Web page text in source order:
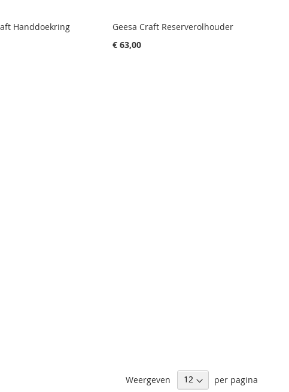
Handdoekring
Geesa Craft Reserverolhouder
€ 63,00
Weergeven per pagina